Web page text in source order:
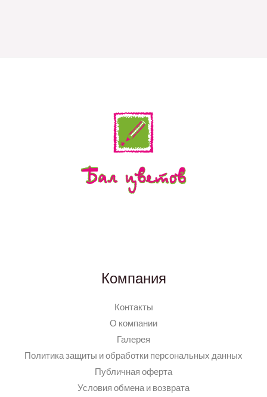
Компания
Контакты
О компании
Галерея
Политика защиты и обработки персональных данных
Публичная оферта
Условия обмена и возврата